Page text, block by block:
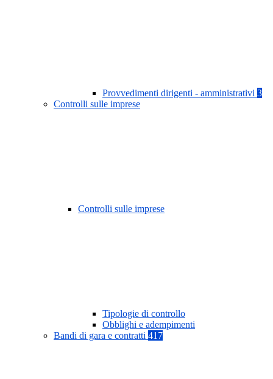
Provvedimenti dirigenti - amministrativi 3
Controlli sulle imprese
Controlli sulle imprese
Tipologie di controllo
Obblighi e adempimenti
Bandi di gara e contratti 417